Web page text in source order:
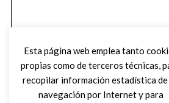
Esta página web emplea tanto
propias como de terceros técnicas,
recopilar información estadística de
navegación por Internet y para